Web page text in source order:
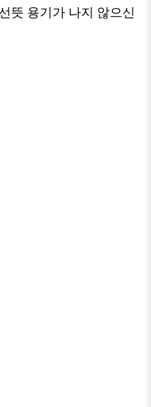
뜻 용기가 나지 않으신